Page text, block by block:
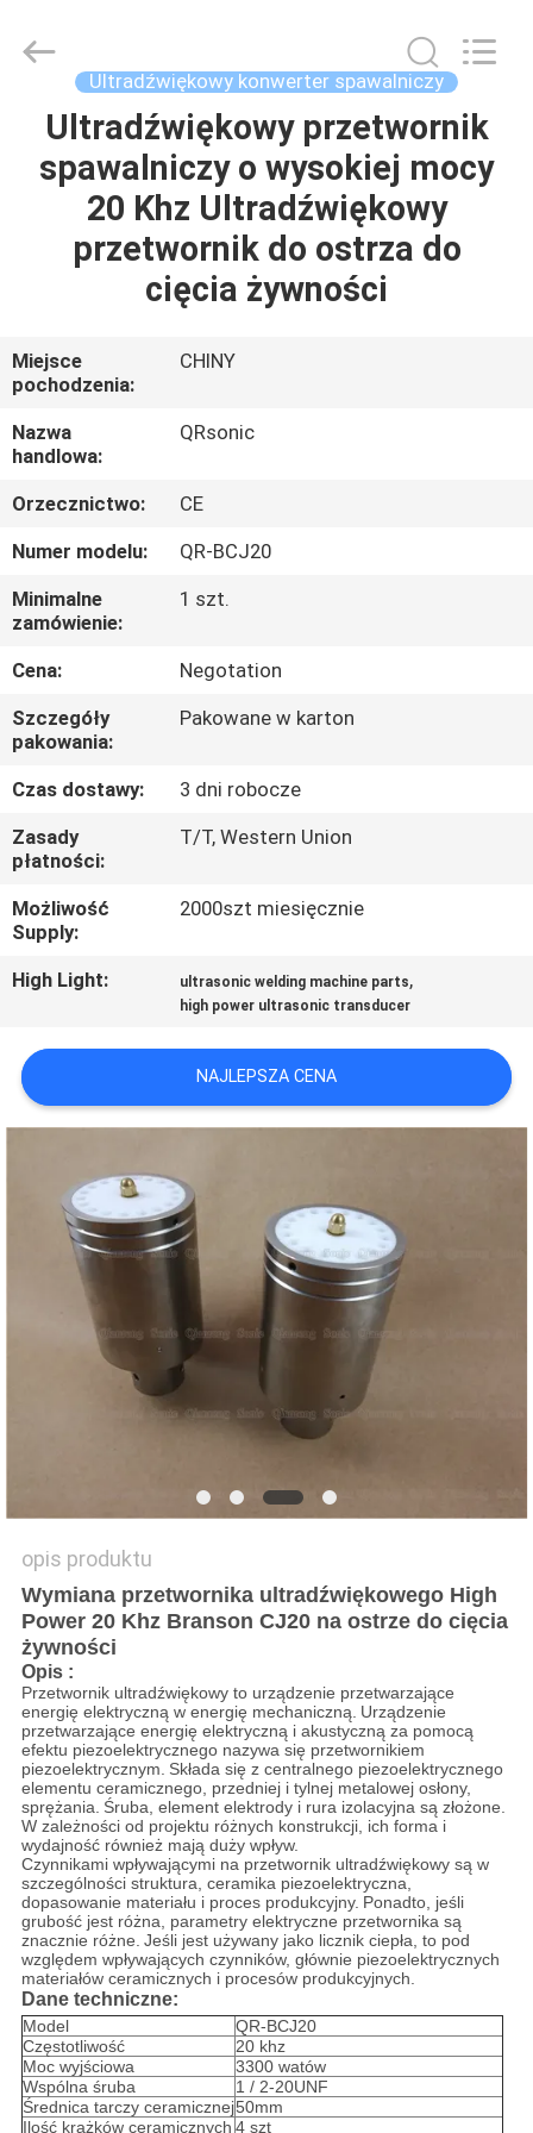
DOM
PRODUKTY
WYCIECZKA
PO
FABRYCE
KONTROLA
JAKOŚCI
SKONTAKTUJ
SIĘ
Z
NAMI
NOWOŚCI
SPRAWY
O
WYCENĘ
SITEMAP
POLITYKA
PRYWATNOŚCI
Equipment
Co.,Ltd.
Reserved.
Ultradźwiękowy konwerter spawalniczy
Ultradźwiękowy przetwornik
spawalniczy o wysokiej mocy
20 Khz Ultradźwiękowy
przetwornik do ostrza do
cięcia żywności
Miejsce
pochodzenia:
CHINY
Nazwa
handlowa:
QRsonic
Orzecznictwo:
CE
Numer modelu:
QR-BCJ20
Minimalne
zamówienie:
1 szt.
Cena:
Negotation
Szczegóły
pakowania:
Pakowane w karton
Czas dostawy:
3 dni robocze
Zasady
płatności:
T/T, Western Union
Możliwość
Supply:
2000szt miesięcznie
High Light: ultrasonic welding machine parts,
high power ultrasonic transducer
NAJLEPSZA CENA
opis produktu
Wymiana przetwornika ultradźwiękowego High
Power 20 Khz Branson CJ20 na ostrze do cięcia
żywności
Opis :
Przetwornik ultradźwiękowy to urządzenie przetwarzające
energię elektryczną w energię mechaniczną. Urządzenie
przetwarzające energię elektryczną i akustyczną za pomocą
efektu piezoelektrycznego nazywa się przetwornikiem
piezoelektrycznym. Składa się z centralnego piezoelektrycznego
elementu ceramicznego, przedniej i tylnej metalowej osłony,
sprężania. Śruba, element elektrody i rura izolacyjna są złożone.
W zależności od projektu różnych konstrukcji, ich forma i
wydajność również mają duży wpływ.
Czynnikami wpływającymi na przetwornik ultradźwiękowy są w
szczególności struktura, ceramika piezoelektryczna,
dopasowanie materiału i proces produkcyjny. Ponadto, jeśli
grubość jest różna, parametry elektryczne przetwornika są
znacznie różne. Jeśli jest używany jako licznik ciepła, to pod
względem wpływających czynników, głównie piezoelektrycznych
materiałów ceramicznych i procesów produkcyjnych.
Dane techniczne:
Model
QR-BCJ20
Częstotliwość
20 khz
Moc wyjściowa
3300 watów
Wspólna śruba
1 / 2-20UNF
Średnica tarczy ceramicznej50mm
Ilość krążków ceramicznych 4 szt